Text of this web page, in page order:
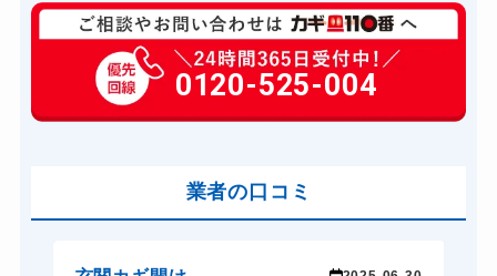
玄関カギ修理 8,800円～(税込)
玄関カギ作成 3,300円～(税込)
玄関カギ交換 18,700円～(税込)
バイクカギ開け
スーツケースカギ開け
0120-525-004
業者の口コミ